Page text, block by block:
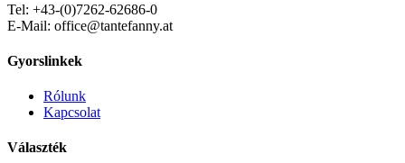
Tel: +43-(0)7262-62686-0
E-Mail: office@tantefanny.at
Gyorslinkek
Rólunk
Kapcsolat
Választék